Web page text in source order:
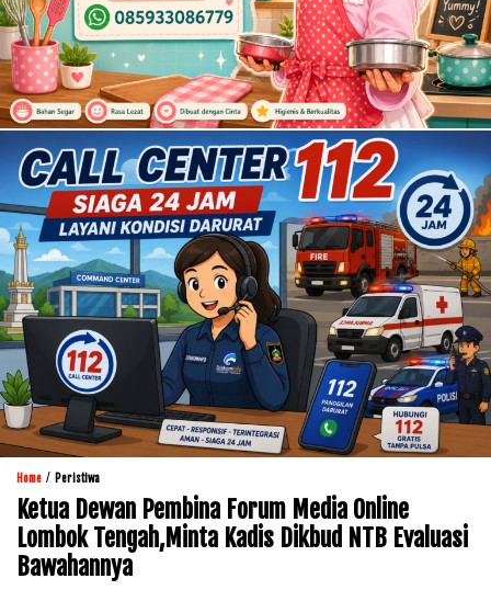
Home / Peristiwa
Ketua Dewan Pembina Forum Media Online
Lombok Tengah,Minta Kadis Dikbud NTB Evaluasi
Bawahannya